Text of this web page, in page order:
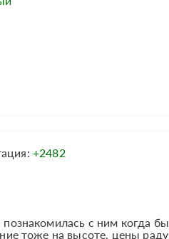
+2482
с ним когда
тоже на высоте, цены